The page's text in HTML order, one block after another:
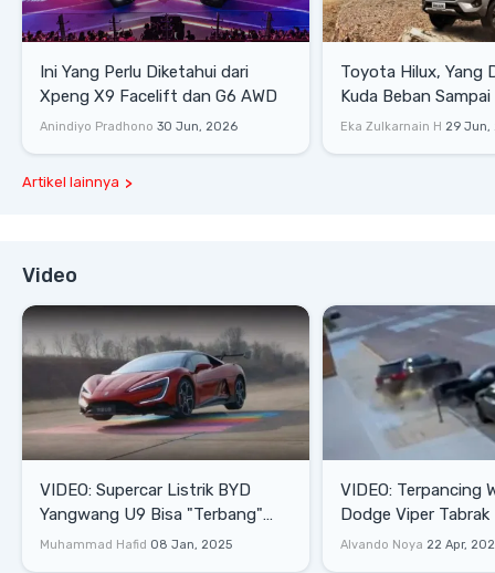
Ini Yang Perlu Diketahui dari
Xpeng X9 Facelift dan G6 AWD
Anindiyo Pradhono 30 Jun, 2026
Toyota Hilux, Yang
Kuda Beban
Lifestyle
Eka Zulkarnain H 29 Jun,
Artikel lainnya
Video
VIDEO: Supercar Listrik BYD
Yangwang U9 Bisa "Terbang"
Lewati Rintangan
Muhammad Hafid 08 Jan, 2025
VIDEO: Terpancing
Dodge Viper Tabrak
Saat Burnout
Alvando Noya 22 Apr,